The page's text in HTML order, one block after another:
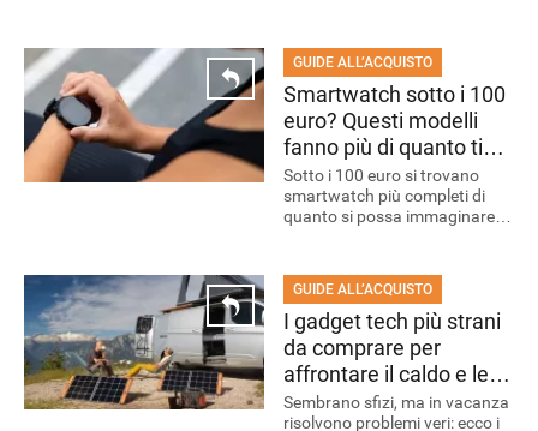
dell’acquisto.
GUIDE ALL’ACQUISTO
Smartwatch sotto i 100
euro? Questi modelli
fanno più di quanto ti
aspetti
Sotto i 100 euro si trovano
smartwatch più completi di
quanto si possa immaginare.
scegliere quello giusto.
GUIDE ALL’ACQUISTO
I gadget tech più strani
da comprare per
affrontare il caldo e le
vacanze
Sembrano sfizi, ma in vacanza
risolvono problemi veri: ecco i